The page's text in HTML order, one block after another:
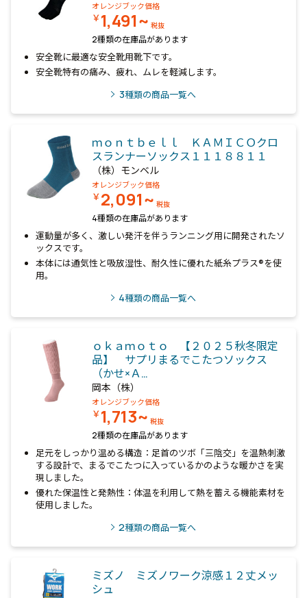
オレンジブック価格
￥1,491~ 税抜
2種類の在庫品があります
安全靴に最適な安全靴用靴下です。
安全靴特有の痛み、疲れ、ムレを軽減します。
3種類の商品一覧へ
ｍｏｎｔｂｅｌｌ ＫＡＭＩＣＯクロ
スランナーソックス１１１８８１１
（株）モンベル
オレンジブック価格
￥2,091~ 税抜
4種類の在庫品があります
運動量が多く、激しい発汗を伴うランニング用に開発されたソ
ックスです。
本体には通気性と吸放湿性、耐久性に優れた紙糸プラス®を使
用。
4種類の商品一覧へ
ｏｋａｍｏｔｏ 【２０２５秋冬限定
品】 サプリまるでこたつソックス
（かせ×Ａ…
岡本（株）
オレンジブック価格
￥1,713~ 税抜
2種類の在庫品があります
足元をしっかり温める構造：足首のツボ「三陰交」を温熱刺激
する設計で、まるでこたつに入っているかのような暖かさを実
現しました。
優れた保温性と発熱性：体温を利用して熱を蓄える機能素材を
使用しました。
2種類の商品一覧へ
ミズノ ミズノワーク涼感１２丈メッ
シュ